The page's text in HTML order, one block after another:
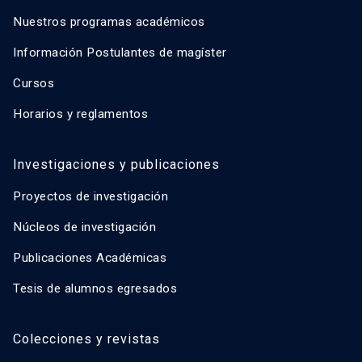
Nuestros programas académicos
Información Postulantes de magíster
Cursos
Horarios y reglamentos
Investigaciones y publicaciones
Proyectos de investigación
Núcleos de investigación
Publicaciones Académicas
Tesis de alumnos egresados
Colecciones y revistas